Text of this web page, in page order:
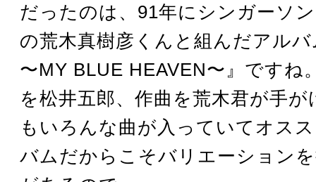
だったのは、91年にシンガーソ
の荒木真樹彦くんと組んだアル
〜MY BLUE HEAVEN〜』ですね
を松井五郎、作曲を荒木君が手が
もいろんな曲が入っていてオス
バムだからこそバリエーション